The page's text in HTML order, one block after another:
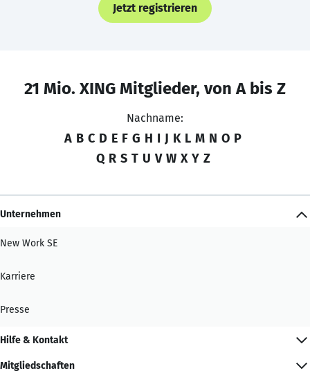
Jetzt registrieren
21 Mio. XING Mitglieder, von A bis Z
Nachname:
A B C D E F G H I J K L M N O P
Q R S T U V W X Y Z
Unternehmen
New Work SE
Karriere
Presse
Hilfe & Kontakt
Mitgliedschaften